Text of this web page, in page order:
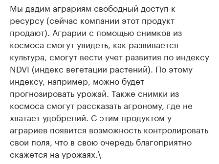
Мы дадим аграриям свободный доступ к
ресурсу (сейчас компании этот продукт
продают). Аграрии с помощью снимков из
космоса смогут увидеть, как развивается
культура, смогут вести учет развития по индексу
NDVI (индекс вегетации растений). По этому
индексу, например, можно будет
прогнозировать урожай. Также снимки из
космоса смогут рассказать агроному, где не
хватает удобрений. С этим продуктом у
аграриев появится возможность контролировать
свои поля, что в свою очередь благоприятно
скажется на урожаях.\